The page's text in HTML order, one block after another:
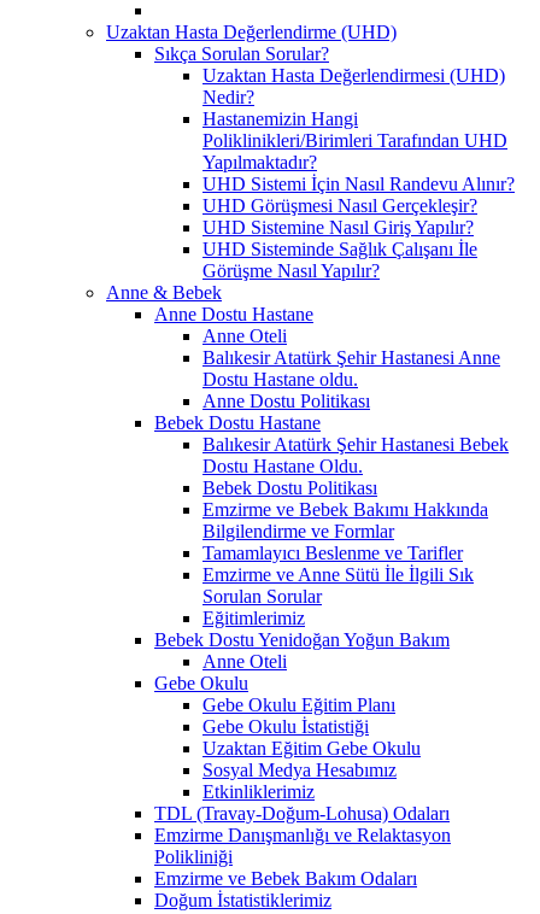
Uzaktan Hasta Değerlendirme (UHD)
Sıkça Sorulan Sorular?
Uzaktan Hasta Değerlendirmesi (UHD)
Nedir?
Hastanemizin Hangi
Poliklinikleri/Birimleri Tarafından UHD
Yapılmaktadır?
UHD Sistemi İçin Nasıl Randevu Alınır?
UHD Görüşmesi Nasıl Gerçekleşir?
UHD Sistemine Nasıl Giriş Yapılır?
UHD Sisteminde Sağlık Çalışanı İle
Görüşme Nasıl Yapılır?
Anne & Bebek
Anne Dostu Hastane
Anne Oteli
Balıkesir Atatürk Şehir Hastanesi Anne
Dostu Hastane oldu.
Anne Dostu Politikası
Bebek Dostu Hastane
Balıkesir Atatürk Şehir Hastanesi Bebek
Dostu Hastane Oldu.
Bebek Dostu Politikası
Emzirme ve Bebek Bakımı Hakkında
Bilgilendirme ve Formlar
Tamamlayıcı Beslenme ve Tarifler
Emzirme ve Anne Sütü İle İlgili Sık
Sorulan Sorular
Eğitimlerimiz
Bebek Dostu Yenidoğan Yoğun Bakım
Anne Oteli
Gebe Okulu
Gebe Okulu Eğitim Planı
Gebe Okulu İstatistiği
Uzaktan Eğitim Gebe Okulu
Sosyal Medya Hesabımız
Etkinliklerimiz
TDL (Travay-Doğum-Lohusa) Odaları
Emzirme Danışmanlığı ve Relaktasyon
Polikliniği
Emzirme ve Bebek Bakım Odaları
Doğum İstatistiklerimiz